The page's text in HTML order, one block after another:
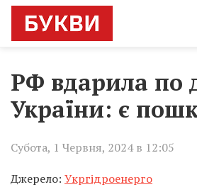
РФ вдарила по
України: є
Субота, 1 Червня, 2024 в 12:05
Джерело: Укргідроенерго